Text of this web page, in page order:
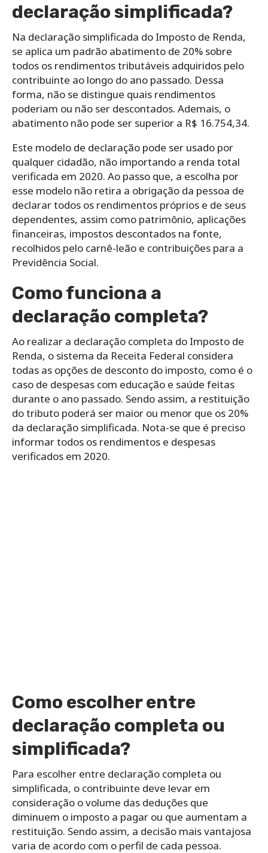
declaração simplificada?
Na declaração simplificada do Imposto de Renda,
se aplica um padrão abatimento de 20% sobre
todos os rendimentos tributáveis adquiridos pelo
contribuinte ao longo do ano passado. Dessa
forma, não se distingue quais rendimentos
poderiam ou não ser descontados. Ademais, o
abatimento não pode ser superior a R$ 16.754,34.
Este modelo de declaração pode ser usado por
qualquer cidadão, não importando a renda total
verificada em 2020. Ao passo que, a escolha por
esse modelo não retira a obrigação da pessoa de
declarar todos os rendimentos próprios e de seus
dependentes, assim como patrimônio, aplicações
financeiras, impostos descontados na fonte,
recolhidos pelo carnê-leão e contribuições para a
Previdência Social.
Como funciona a
declaração completa?
Ao realizar a declaração completa do Imposto de
Renda, o sistema da Receita Federal considera
todas as opções de desconto do imposto, como é o
caso de despesas com educação e saúde feitas
durante o ano passado. Sendo assim, a restituição
do tributo poderá ser maior ou menor que os 20%
da declaração simplificada. Nota-se que é preciso
informar todos os rendimentos e despesas
verificados em 2020.
Como escolher entre
declaração completa ou
simplificada?
Para escolher entre declaração completa ou
simplificada, o contribuinte deve levar em
consideração o volume das deduções que
diminuem o imposto a pagar ou que aumentam a
restituição. Sendo assim, a decisão mais vantajosa
varia de acordo com o perfil de cada pessoa.